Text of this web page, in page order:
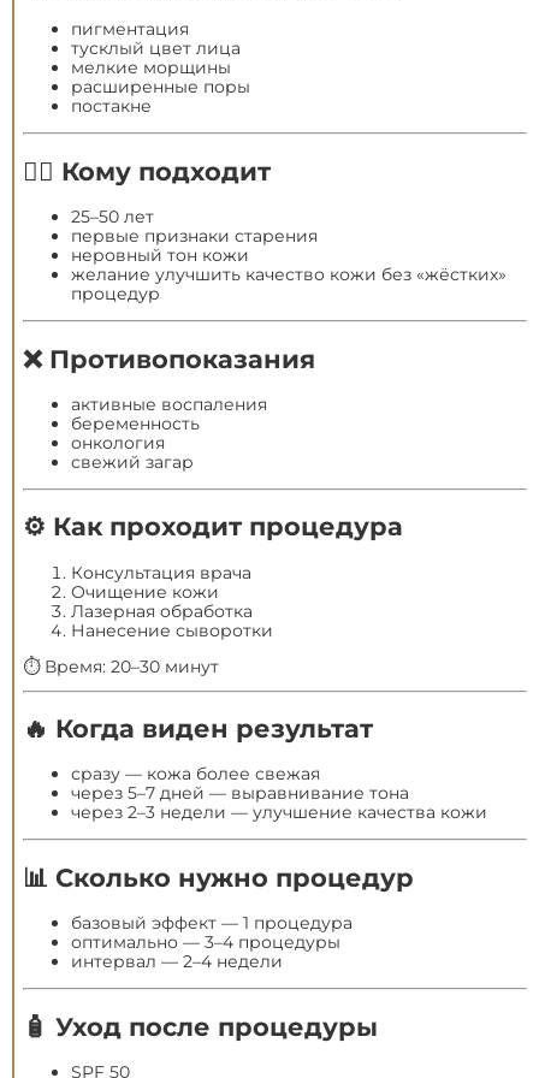
пигментация
тусклый цвет лица
мелкие морщины
расширенные поры
постакне
👩‍⚕️ Кому подходит
25–50 лет
первые признаки старения
неровный тон кожи
желание улучшить качество кожи без «жёстких»
процедур
❌ Противопоказания
активные воспаления
беременность
онкология
свежий загар
⚙️ Как проходит процедура
Консультация врача
Очищение кожи
Лазерная обработка
Нанесение сыворотки
⏱ Время: 20–30 минут
🔥 Когда виден результат
сразу — кожа более свежая
через 5–7 дней — выравнивание тона
через 2–3 недели — улучшение качества кожи
📊 Сколько нужно процедур
базовый эффект — 1 процедура
оптимально — 3–4 процедуры
интервал — 2–4 недели
🧴 Уход после процедуры
SPF 50